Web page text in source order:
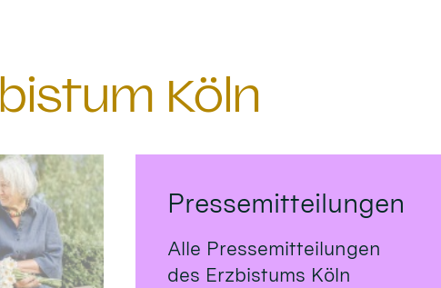
Köln
Pressemitteilungen
Alle Pressemitteilungen
des Erzbistums Köln